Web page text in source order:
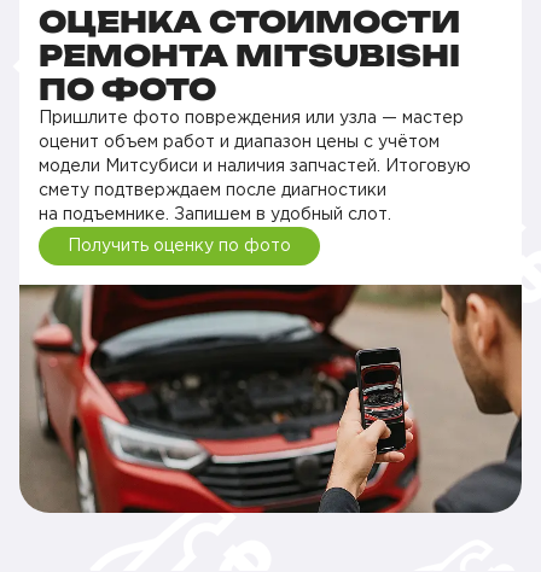
ОЦЕНКА СТОИМОСТИ
РЕМОНТА MITSUBISHI
ПО ФОТО
Пришлите фото повреждения или узла — мастер
оценит объем работ и диапазон цены с учётом
модели Митсубиси и наличия запчастей. Итоговую
смету подтверждаем после диагностики
на подъемнике. Запишем в удобный слот.
Получить оценку по фото